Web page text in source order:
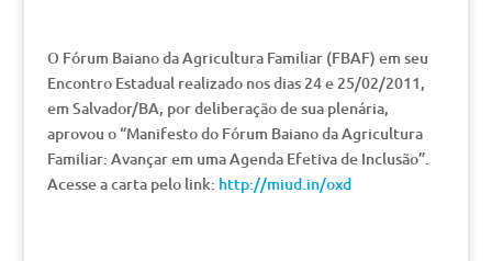
O Fórum Baiano da Agricultura Familiar (FBAF) em seu
Encontro Estadual realizado nos dias 24 e 25/02/2011,
em Salvador/BA, por deliberação de sua plenária,
aprovou o “Manifesto do Fórum Baiano da Agricultura
Familiar: Avançar em uma Agenda Efetiva de Inclusão”.
Acesse a carta pelo link: http://miud.in/oxd